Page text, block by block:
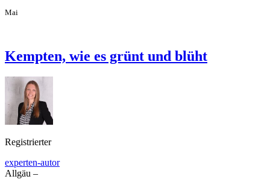
Mai
Kempten, wie es grünt und blüht
Registrierter
experten-autor
Allgäu –